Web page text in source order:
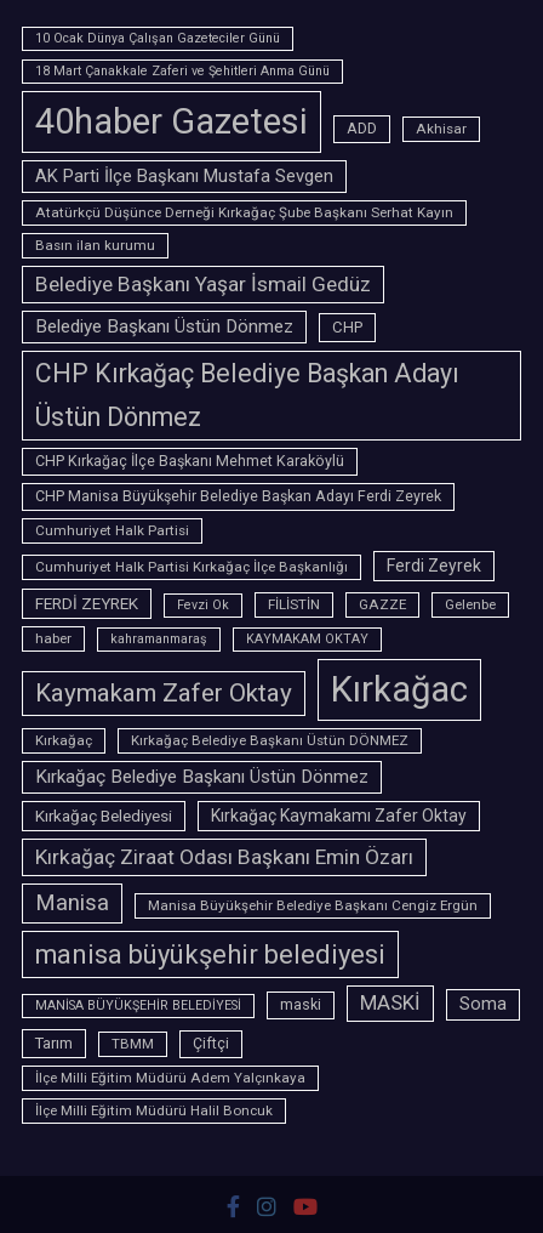
10 Ocak Dünya Çalışan Gazeteciler Günü
18 Mart Çanakkale Zaferi ve Şehitleri Anma Günü
40haber Gazetesi ADD Akhisar
AK Parti İlçe Başkanı Mustafa Sevgen
Atatürkçü Düşünce Derneği Kırkağaç Şube Başkanı Serhat Kayın
Basın ilan kurumu
Belediye Başkanı Yaşar İsmail Gedüz
Belediye Başkanı Üstün Dönmez CHP
CHP Kırkağaç Belediye Başkan Adayı
Üstün Dönmez
CHP Kırkağaç İlçe Başkanı Mehmet Karaköylü
CHP Manisa Büyükşehir Belediye Başkan Adayı Ferdi Zeyrek
Cumhuriyet Halk Partisi
Cumhuriyet Halk Partisi Kırkağaç İlçe Başkanlığı
Ferdi Zeyrek
FERDİ ZEYREK
Fevzi Ok FİLİSTİN GAZZE
Gelenbe
haber
kahramanmaraş KAYMAKAM OKTAY
Kaymakam Zafer Oktay Kırkağac
Kırkağaç Kırkağaç Belediye Başkanı Üstün DÖNMEZ
Kırkağaç Belediye Başkanı Üstün Dönmez
Kırkağaç Belediyesi Kırkağaç Kaymakamı Zafer Oktay
Kırkağaç Ziraat Odası Başkanı Emin Özarı
Manisa Manisa Büyükşehir Belediye Başkanı Cengiz Ergün
manisa büyükşehir belediyesi
MANİSA BÜYÜKŞEHİR BELEDİYESİ maski MASKİ Soma
Tarım TBMM
Çiftçi
İlçe Milli Eğitim Müdürü Adem Yalçınkaya
İlçe Milli Eğitim Müdürü Halil Boncuk